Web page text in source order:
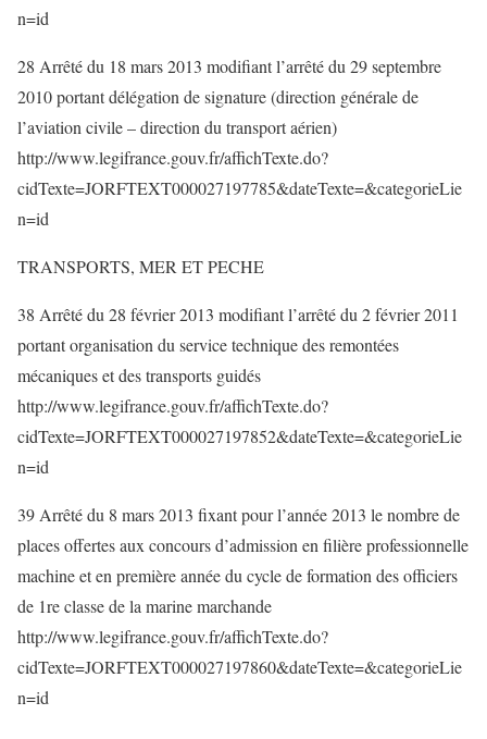
n=id
28 Arrêté du 18 mars 2013 modifiant l’arrêté du 29 septembre
2010 portant délégation de signature (direction générale de
l’aviation civile – direction du transport aérien)
http://www.legifrance.gouv.fr/affichTexte.do?
cidTexte=JORFTEXT000027197785&dateTexte=&categorieLie
n=id
TRANSPORTS, MER ET PECHE
38 Arrêté du 28 février 2013 modifiant l’arrêté du 2 février 2011
portant organisation du service technique des remontées
mécaniques et des transports guidés
http://www.legifrance.gouv.fr/affichTexte.do?
cidTexte=JORFTEXT000027197852&dateTexte=&categorieLie
n=id
39 Arrêté du 8 mars 2013 fixant pour l’année 2013 le nombre de
places offertes aux concours d’admission en filière professionnelle
machine et en première année du cycle de formation des officiers
de 1re classe de la marine marchande
http://www.legifrance.gouv.fr/affichTexte.do?
cidTexte=JORFTEXT000027197860&dateTexte=&categorieLie
n=id